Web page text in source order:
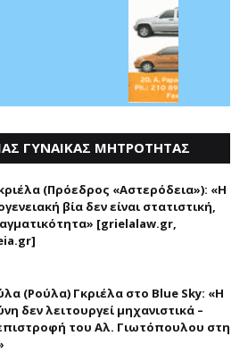
ΓΥΝΑΙΚΑΣ ΜΗΤΡΟΤΗΤΑΣ
(Πρόεδρος «Αστερόδεια»): «Η
βία δεν είναι στατιστική,
[grielalaw.gr,
(Ρούλα) Γκριέλα στο Blue Sky: «Η
δεν λειτουργεί μηχανιστικά –
του Αλ. Γιωτόπουλου στη